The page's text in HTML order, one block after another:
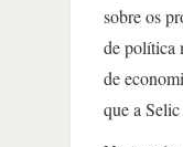
sobre os
de política
de
que a